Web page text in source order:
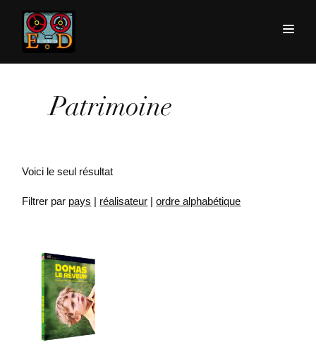
Patrimoine
Voici le seul résultat
Filtrer par pays | réalisateur |ordre alphabétique